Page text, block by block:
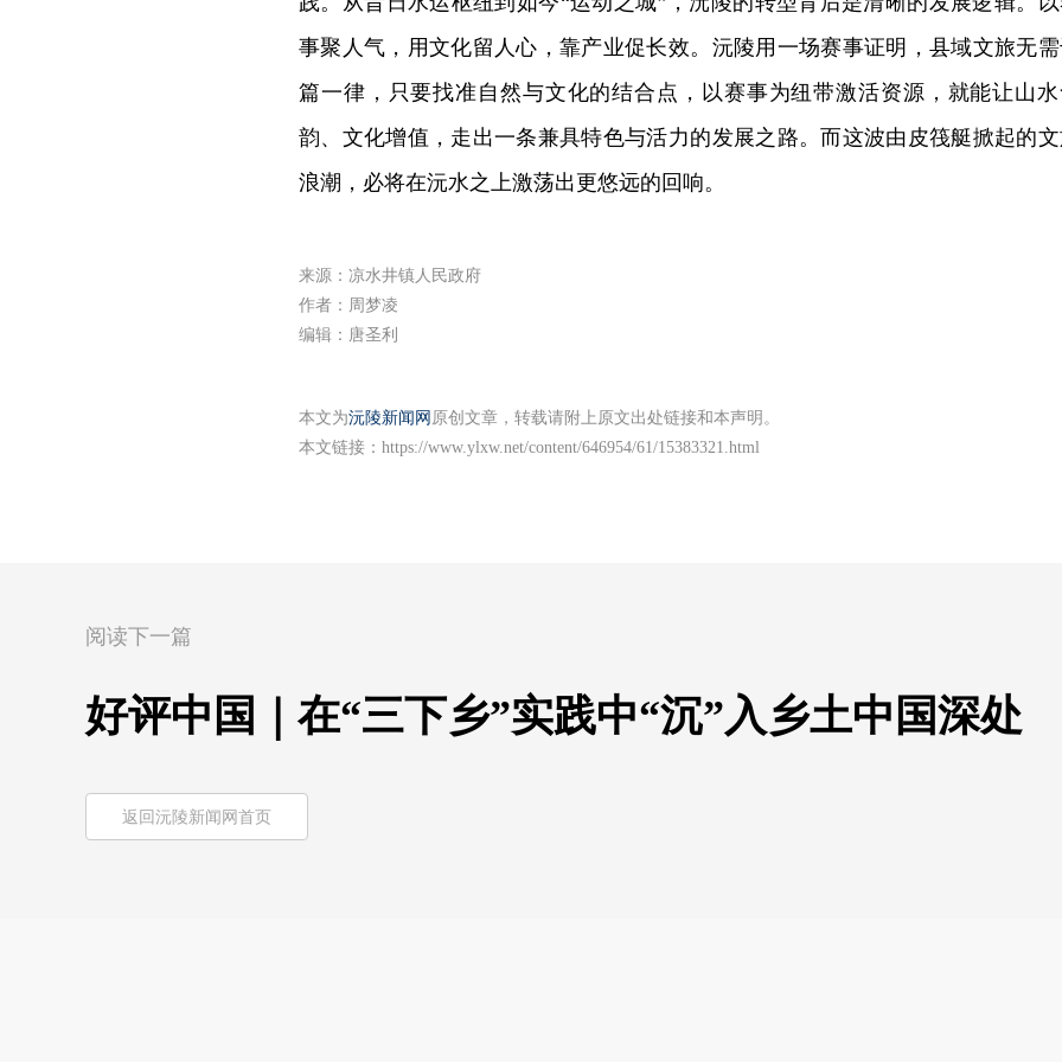
事聚人气，用文化留人心，靠产业促长效。沅陵用一场赛事证明，县域文旅无
篇一律，只要找准自然与文化的结合点，以赛事为纽带激活资源，就能让山水
韵、文化增值，走出一条兼具特色与活力的发展之路。而这波由皮筏艇掀起的
浪潮，必将在沅水之上激荡出更悠远的回响。
来源：凉水井镇人民政府
作者：周梦凌
编辑：唐圣利
本文为沅陵新闻网 原创文章，转载请附上原文出处链接和本声明。
本文链接： https://www.ylxw.net/content/646954/61/15383321.html
阅读下一篇
好评中国｜在“三下乡”实践中“沉”入乡土中国深处
返回沅陵新闻网首页